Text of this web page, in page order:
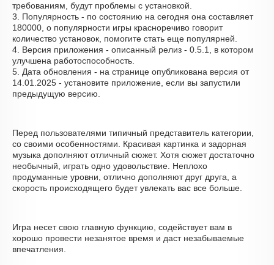
требованиям, будут проблемы с установкой.
3. Популярность - по состоянию на сегодня она составляет
180000, о популярности игры красноречиво говорит
количество установок, помогите стать еще популярней.
4. Версия приложения - описанный релиз - 0.5.1, в котором
улучшена работоспособность.
5. Дата обновления - на странице опубликована версия от
14.01.2025 - установите приложение, если вы запустили
предыдущую версию.
Перед пользователями типичный представитель категории,
со своими особенностями. Красивая картинка и задорная
музыка дополняют отличный сюжет. Хотя сюжет достаточно
необычный, играть одно удовольствие. Неплохо
продуманные уровни, отлично дополняют друг друга, а
скорость происходящего будет увлекать вас все больше.
Игра несет свою главную функцию, содействует вам в
хорошо провести незанятое время и даст незабываемые
впечатления.